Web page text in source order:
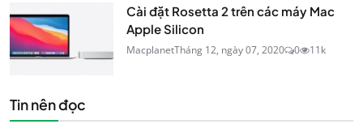
Cài đặt Rosetta 2 trên các máy Mac
Apple Silicon
MacplanetTháng 12, ngày 07, 2020 0 11k
Tin nên đọc